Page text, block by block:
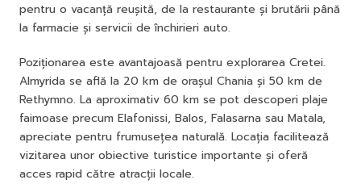
pentru o vacanță reușită, de la restaurante și brutării până
la farmacie și servicii de închirieri auto.
Poziționarea este avantajoasă pentru explorarea Cretei.
Almyrida se află la 20 km de orașul Chania și 50 km de
Rethymno. La aproximativ 60 km se pot descoperi plaje
faimoase precum Elafonissi, Balos, Falasarna sau Matala,
apreciate pentru frumusețea naturală. Locația facilitează
vizitarea unor obiective turistice importante și oferă
acces rapid către atracții locale.